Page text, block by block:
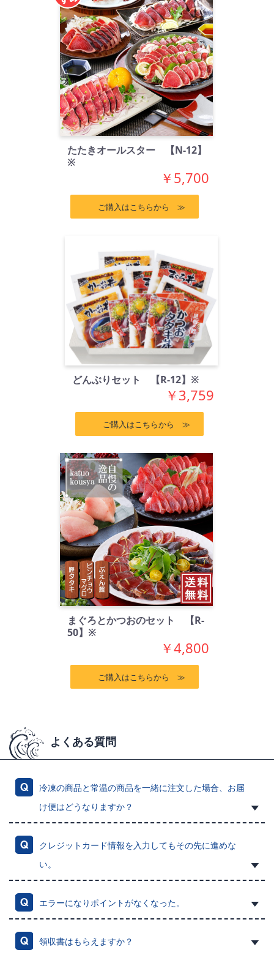
たたきオールスター 【N-12】
※
￥5,700
ご購入はこちらから ≫
どんぶりセット 【R-12】※
￥3,759
ご購入はこちらから ≫
まぐろとかつおのセット 【R-
50】※
￥4,800
ご購入はこちらから ≫
よくある質問
冷凍の商品と常温の商品を一緒に注文した場合、お届
け便はどうなりますか？
クレジットカード情報を入力してもその先に進めな
い。
エラーになりポイントがなくなった。
領収書はもらえますか？